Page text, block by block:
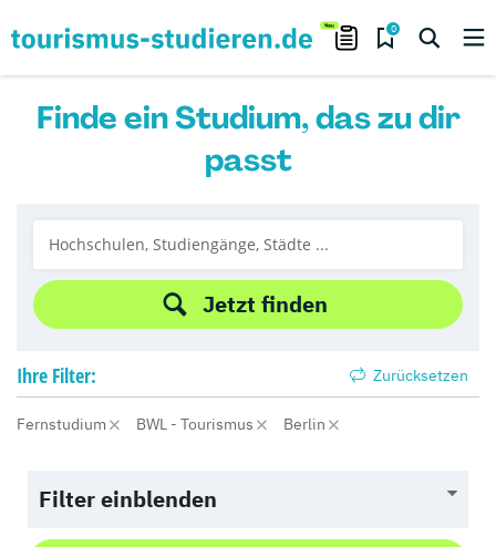
0
Finde ein Studium, das zu dir
passt
Jetzt finden
Ihre Filter: Zurücksetzen
Fernstudium BWL - Tourismus Berlin
Filter einblenden